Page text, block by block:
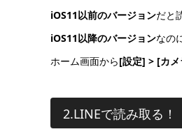
iOS11以前のバージョンだと
iOS11以降のバージョンなの
ホーム画面から[設定] > [カ
2.LINEで読み取る！